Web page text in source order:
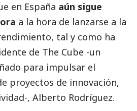
en España aún sigue
a la hora de lanzarse a la
tal y como ha
de The Cube -un
para impulsar el
proyectos de innovación,
, Alberto Rodríguez.